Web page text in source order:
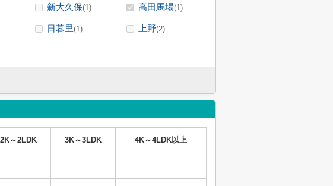
新大久保(1) 高田馬場(1)
日暮里(1) 上野(2)
2K～2LDK 3K～3LDK 4K～4LDK以上
- - -